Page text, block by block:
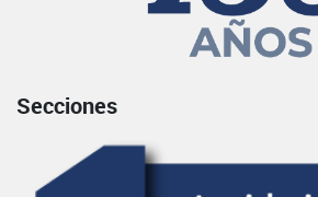
Secciones